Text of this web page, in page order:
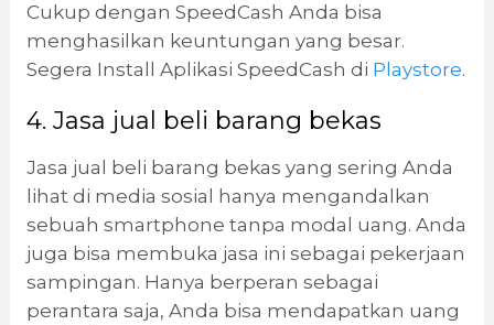
Cukup dengan SpeedCash Anda bisa
menghasilkan keuntungan yang besar.
Segera Install Aplikasi SpeedCash di Playstore.
4. Jasa jual beli barang bekas
Jasa jual beli barang bekas yang sering Anda
lihat di media sosial hanya mengandalkan
sebuah smartphone tanpa modal uang. Anda
juga bisa membuka jasa ini sebagai pekerjaan
sampingan. Hanya berperan sebagai
perantara saja, Anda bisa mendapatkan uang